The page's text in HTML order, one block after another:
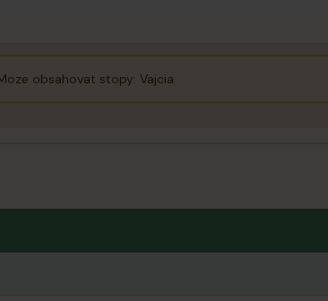
obsahovat stopy: Vajcia